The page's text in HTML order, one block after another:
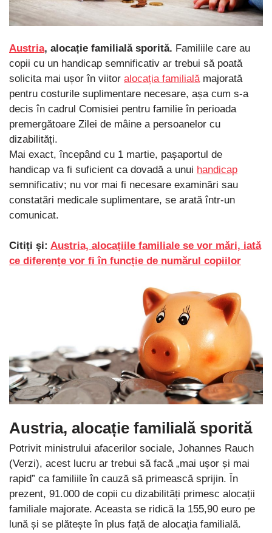
Austria, alocație familială sporită. Familiile care au
copii cu un handicap semnificativ ar trebui să poată
solicita mai ușor în viitor alocația familialămajorată
pentru costurile suplimentare necesare, așa cum s-a
decis în cadrul Comisiei pentru familie în perioada
premergătoare Zilei de mâine a persoanelor cu
dizabilități.
Mai exact, începând cu 1 martie, pașaportul de
handicap va fi suficient ca dovadă a unui handicap
semnificativ; nu vor mai fi necesare examinări sau
constatări medicale suplimentare, se arată într-un
comunicat.
Citiți și: Austria, alocațiile familiale se vor mări, iată
ce diferențe vor fi în funcție de numărul copiilor
Austria, alocație familială sporită
Potrivit ministrului afacerilor sociale, Johannes Rauch
(Verzi), acest lucru ar trebui să facă „mai ușor și mai
rapid” ca familiile în cauză să primească sprijin. În
prezent, 91.000 de copii cu dizabilități primesc alocații
familiale majorate. Aceasta se ridică la 155,90 euro pe
lună și se plătește în plus față de alocația familială.